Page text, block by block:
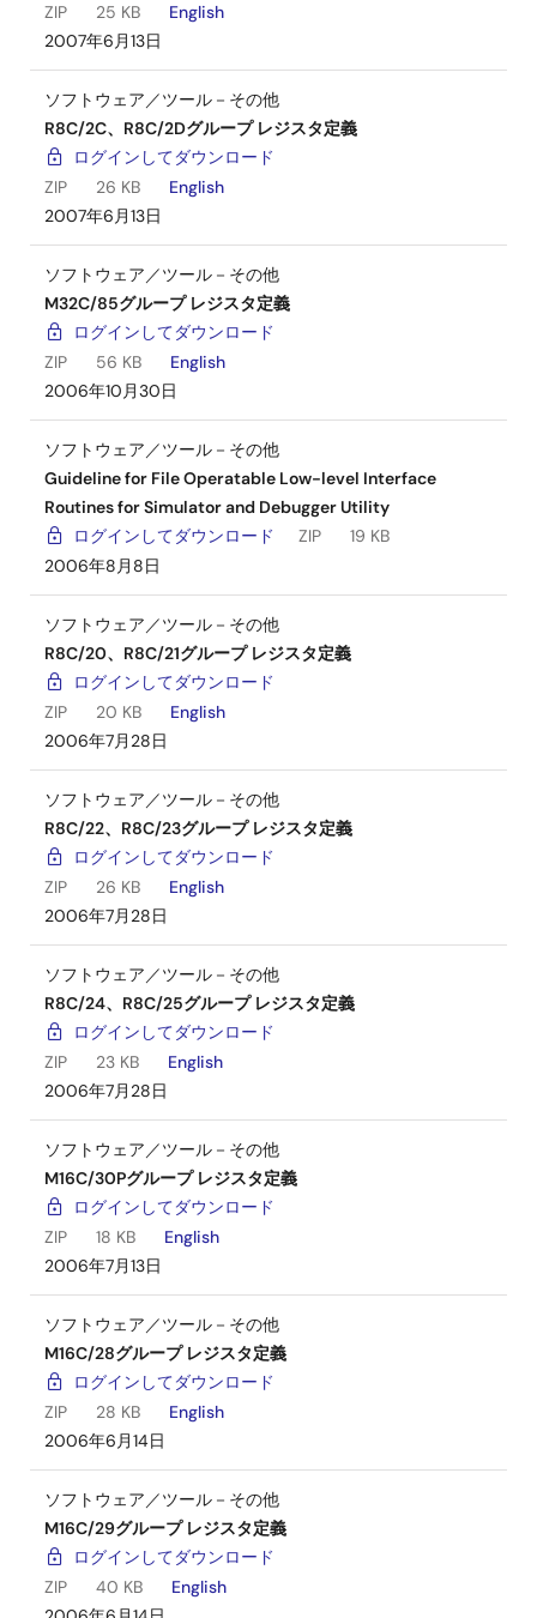
ZIP
25 KB
English
2007年6月13日
ソフトウェア／ツール－その他
R8C/2C、R8C/2Dグループ レジスタ定義
ログインしてダウンロード
ZIP
26 KB
English
2007年6月13日
ソフトウェア／ツール－その他
M32C/85グループ レジスタ定義
ログインしてダウンロード
ZIP
56 KB
English
2006年10月30日
ソフトウェア／ツール－その他
Guideline for File Operatable Low-level Interface
Routines for Simulator and Debugger Utility
ログインしてダウンロード
ZIP
19 KB
2006年8月8日
ソフトウェア／ツール－その他
R8C/20、R8C/21グループ レジスタ定義
ログインしてダウンロード
ZIP
20 KB
English
2006年7月28日
ソフトウェア／ツール－その他
R8C/22、R8C/23グループ レジスタ定義
ログインしてダウンロード
ZIP
26 KB
English
2006年7月28日
ソフトウェア／ツール－その他
R8C/24、R8C/25グループ レジスタ定義
ログインしてダウンロード
ZIP
23 KB
English
2006年7月28日
ソフトウェア／ツール－その他
M16C/30Pグループ レジスタ定義
ログインしてダウンロード
ZIP
18 KB
English
2006年7月13日
ソフトウェア／ツール－その他
M16C/28グループ レジスタ定義
ログインしてダウンロード
ZIP
28 KB
English
2006年6月14日
ソフトウェア／ツール－その他
M16C/29グループ レジスタ定義
ログインしてダウンロード
ZIP
40 KB
English